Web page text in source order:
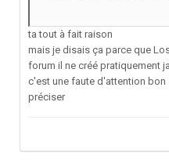
ta tout à fait raison
mais je disais ça parce que
forum il ne créé pratiquement
c'est une faute d'attention bon
préciser